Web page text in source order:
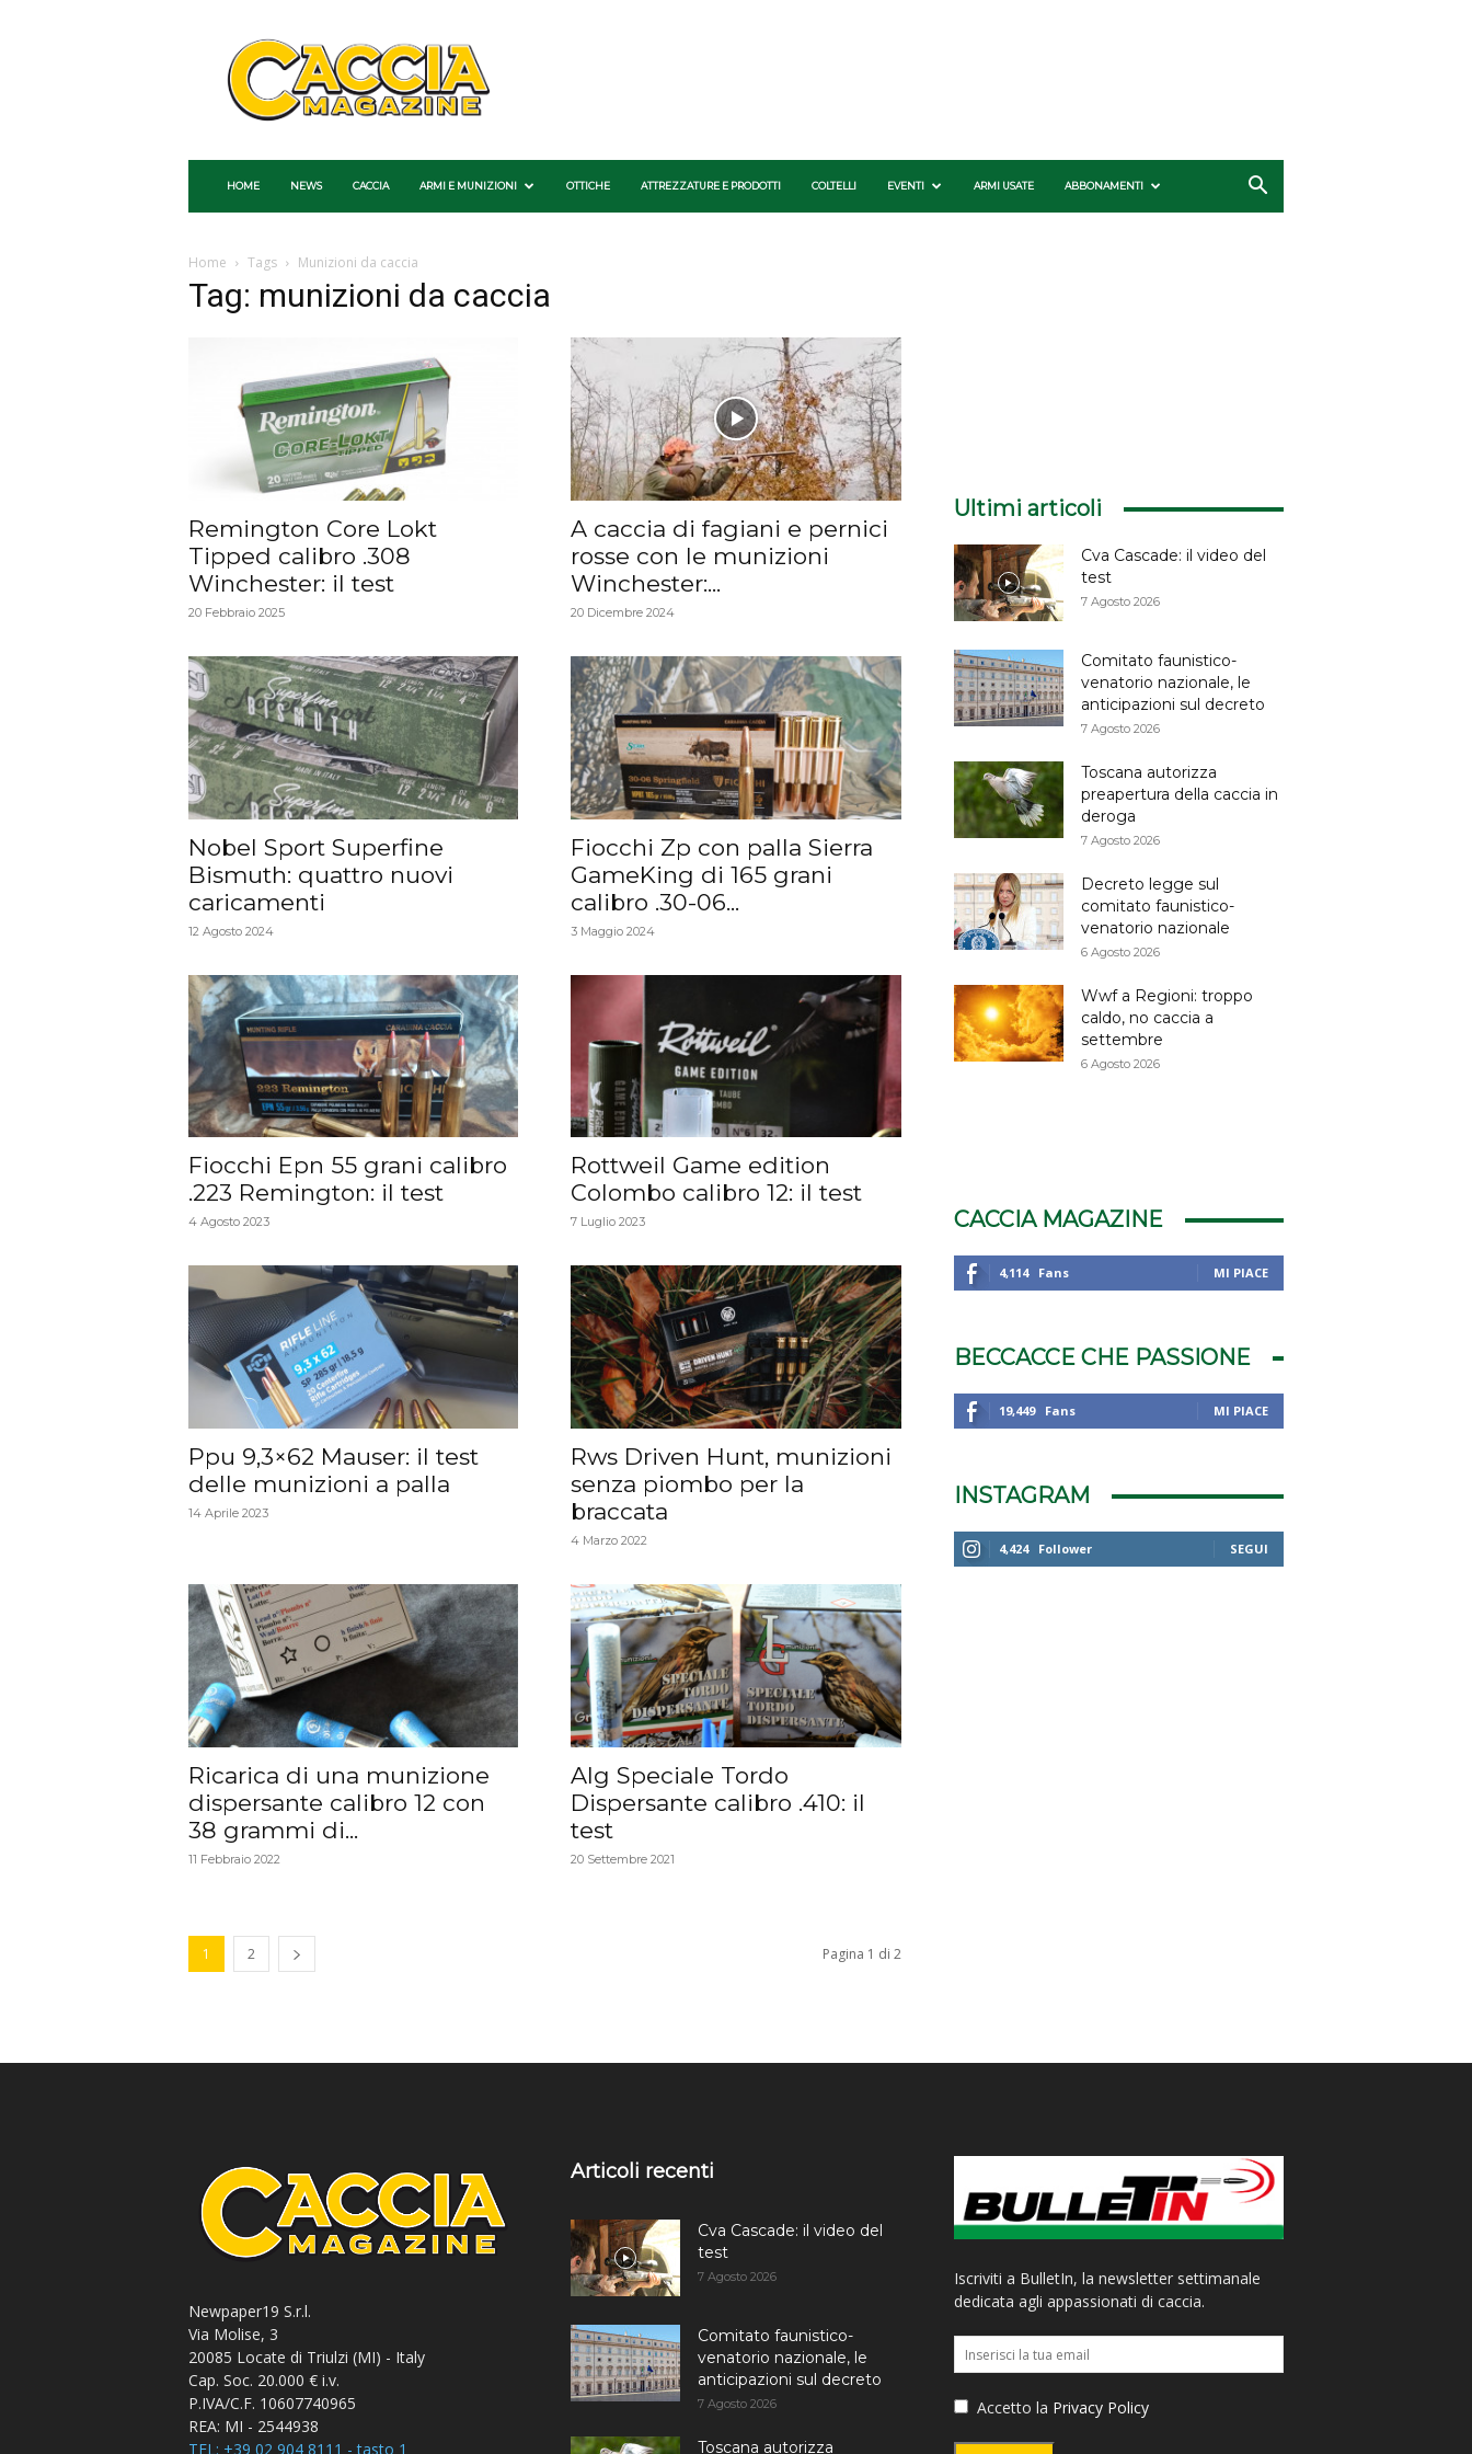
Caccia
Magazine
HOME NEWS CACCIA ARMI E MUNIZIONI OTTICHE ATTREZZATURE E PRODOTTI COLTELLI EVENTI ARMI USATE ABBONAMENTI
Home Tags Munizioni da caccia
Tag: munizioni da caccia
Remington Core Lokt
Tipped calibro .308
Winchester: il test
20 Febbraio 2025
A caccia di fagiani e pernici
rosse con le munizioni
Winchester:...
20 Dicembre 2024
Nobel Sport Superfine
Bismuth: quattro nuovi
caricamenti
12 Agosto 2024
Fiocchi Zp con palla Sierra
GameKing di 165 grani
calibro .30-06...
3 Maggio 2024
Fiocchi Epn 55 grani calibro
.223 Remington: il test
4 Agosto 2023
Rottweil Game edition
Colombo calibro 12: il test
7 Luglio 2023
Ppu 9,3×62 Mauser: il test
delle munizioni a palla
14 Aprile 2023
Rws Driven Hunt, munizioni
senza piombo per la
braccata
4 Marzo 2022
Ricarica di una munizione
dispersante calibro 12 con
38 grammi di...
11 Febbraio 2022
Alg Speciale Tordo
Dispersante calibro .410: il
test
20 Settembre 2021
1 2 Pagina 1 di 2
Ultimi articoli
Cva Cascade: il video del
test
7 Agosto 2026
Comitato faunistico-
venatorio nazionale, le
anticipazioni sul decreto
7 Agosto 2026
Toscana autorizza
preapertura della caccia in
deroga
7 Agosto 2026
Decreto legge sul
comitato faunistico-
venatorio nazionale
6 Agosto 2026
Wwf a Regioni: troppo
caldo, no caccia a
settembre
6 Agosto 2026
CACCIA MAGAZINE
4,114 Fans MI PIACE
BECCACCE CHE PASSIONE
19,449 Fans MI PIACE
INSTAGRAM
4,424 Follower SEGUI
Newpaper19 S.r.l.
Via Molise, 3
20085 Locate di Triulzi (MI) - Italy
Cap. Soc. 20.000 € i.v.
P.IVA/C.F. 10607740965
REA: MI - 2544938
TEL: +39 02 904 8111 - tasto 1
Articoli recenti
Cva Cascade: il video del
test
7 Agosto 2026
Comitato faunistico-
venatorio nazionale, le
anticipazioni sul decreto
7 Agosto 2026
Toscana autorizza
Iscriviti a BulletIn, la newsletter settimanale
dedicata agli appassionati di caccia.
Accetto la Privacy Policy